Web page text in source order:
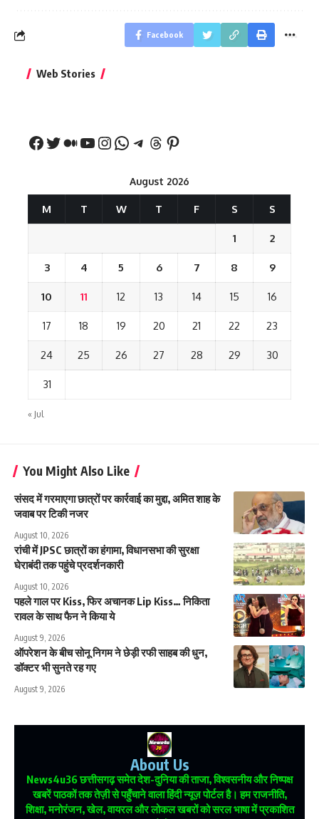
Facebook
Web Stories
नीतीश कुमार का पहला
August 2026
M T W T F S S
1 2
3 4 5 6 7 8 9
10 11 12 13 14 15 16
17 18 19 20 21 22 23
24 25 26 27 28 29 30
31
« Jul
You Might Also Like
संसद में गरमाएगा छात्रों पर कार्रवाई का मुद्दा, अमित शाह के
जवाब पर टिकी नजर
August 10, 2026
रांची में JPSC छात्रों का हंगामा, विधानसभा की सुरक्षा
घेराबंदी तक पहुंचे प्रदर्शनकारी
August 10, 2026
पहले गाल पर Kiss, फिर अचानक Lip Kiss… निकिता
रावल के साथ फैन ने किया ये
August 9, 2026
ऑपरेशन के बीच सोनू निगम ने छेड़ी रफी साहब की धुन,
डॉक्टर भी सुनते रह गए
August 9, 2026
About Us
News4u36छत्तीसगढ़ समेत देश-दुनिया की ताजा, विश्वसनीय और निष्पक्ष
खबरें पाठकों तक तेज़ी से पहुँचाने वाला हिंदी न्यूज़ पोर्टल है। हम राजनीति,
शिक्षा, मनोरंजन, खेल, वायरल और लोकल खबरों को सरल भाषा में प्रकाशित